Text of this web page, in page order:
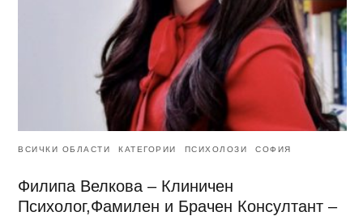
ВСИЧКИ ОБЛАСТИ КАТЕГОРИИ ПСИХОЛОЗИ СОФИЯ
Филипа Велкова – Клиничен
Психолог,Фамилен и Брачен Консултант –